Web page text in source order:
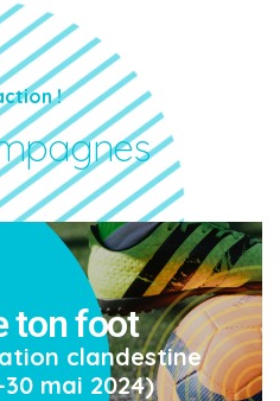
!
ton foot
clandestine
mai 2024)